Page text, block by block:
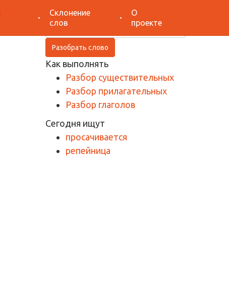
Склонение
слов
О
проекте
Разобрать слово
Как выполнять
Разбор существительных
Разбор прилагательных
Разбор глаголов
Сегодня ищут
просачивается
репейница